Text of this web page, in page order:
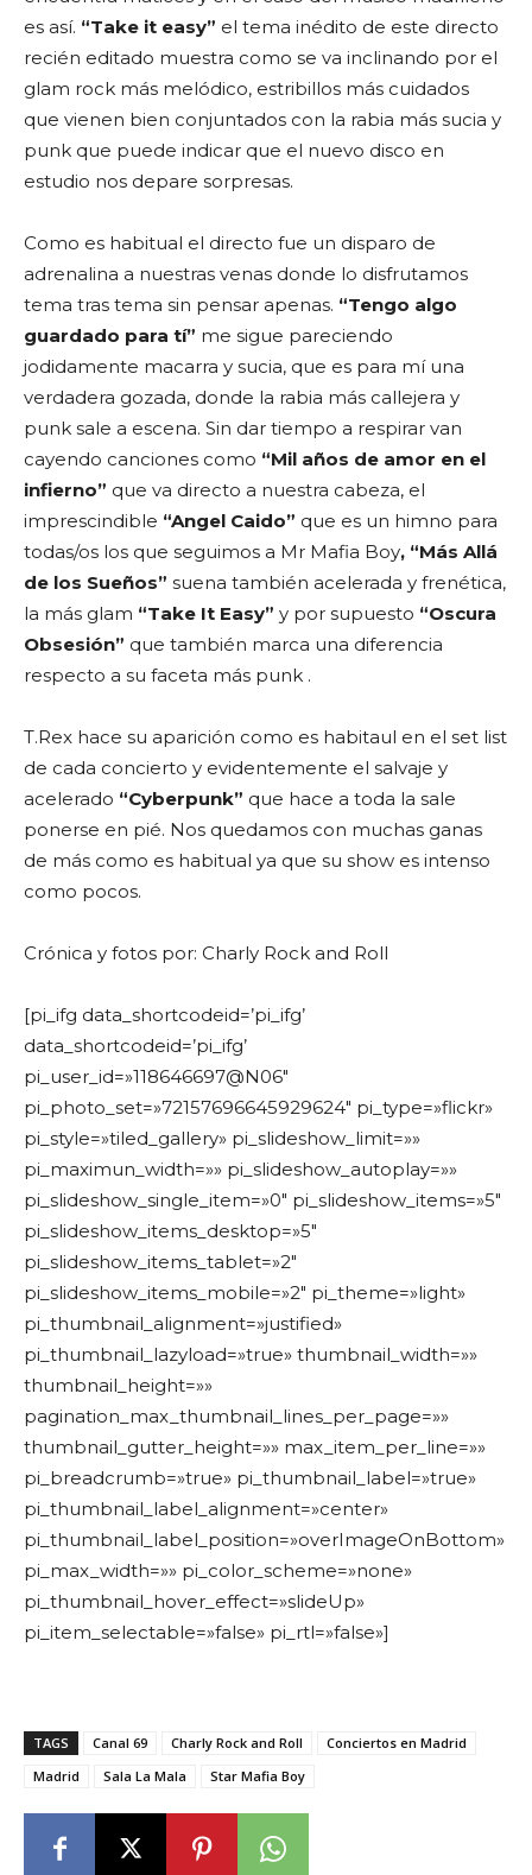
es así. “Take it easy” el tema inédito de este directo
recién editado muestra como se va inclinando por el
glam rock más melódico, estribillos más cuidados
que vienen bien conjuntados con la rabia más sucia y
punk que puede indicar que el nuevo disco en
estudio nos depare sorpresas.
Como es habitual el directo fue un disparo de
adrenalina a nuestras venas donde lo disfrutamos
tema tras tema sin pensar apenas. “Tengo algo
guardado para tí” me sigue pareciendo
jodidamente macarra y sucia, que es para mí una
verdadera gozada, donde la rabia más callejera y
punk sale a escena. Sin dar tiempo a respirar van
cayendo canciones como “Mil años de amor en el
infierno” que va directo a nuestra cabeza, el
imprescindible “Angel Caido” que es un himno para
todas/os los que seguimos a Mr Mafia Boy, “Más Allá
de los Sueños” suena también acelerada y frenética,
la más glam “Take It Easy” y por supuesto “Oscura
Obsesión” que también marca una diferencia
respecto a su faceta más punk .
T.Rex hace su aparición como es habitaul en el set list
de cada concierto y evidentemente el salvaje y
acelerado “Cyberpunk” que hace a toda la sale
ponerse en pié. Nos quedamos con muchas ganas
de más como es habitual ya que su show es intenso
como pocos.
Crónica y fotos por: Charly Rock and Roll
[pi_ifg data_shortcodeid=’pi_ifg’
data_shortcodeid=’pi_ifg’
pi_user_id=»118646697@N06″
pi_photo_set=»72157696645929624″ pi_type=»flickr»
pi_style=»tiled_gallery» pi_slideshow_limit=»»
pi_maximun_width=»» pi_slideshow_autoplay=»»
pi_slideshow_single_item=»0″ pi_slideshow_items=»5″
pi_slideshow_items_desktop=»5″
pi_slideshow_items_tablet=»2″
pi_slideshow_items_mobile=»2″ pi_theme=»light»
pi_thumbnail_alignment=»justified»
pi_thumbnail_lazyload=»true» thumbnail_width=»»
thumbnail_height=»»
pagination_max_thumbnail_lines_per_page=»»
thumbnail_gutter_height=»» max_item_per_line=»»
pi_breadcrumb=»true» pi_thumbnail_label=»true»
pi_thumbnail_label_alignment=»center»
pi_thumbnail_label_position=»overImageOnBottom»
pi_max_width=»» pi_color_scheme=»none»
pi_thumbnail_hover_effect=»slideUp»
pi_item_selectable=»false» pi_rtl=»false»]
TAGS Canal 69 Charly Rock and Roll
Conciertos en Madrid
Madrid
Sala La Mala Star Mafia Boy